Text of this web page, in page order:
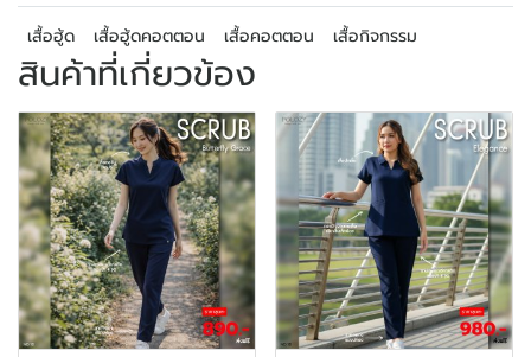
เสื้อฮู้ด เสื้อฮู้ดคอตตอน เสื้อคอตตอน เสื้อกิจกรรม
สินค้าที่เกี่ยวข้อง